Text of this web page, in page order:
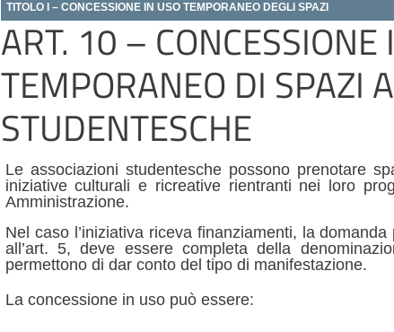
TITOLO I – CONCESSIONE IN USO TEMPORANEO DEGLI SPAZI
ART. 10 – CONCESSIONE
TEMPORANEO DI SPAZI
STUDENTESCHE
Le associazioni studentesche possono prenotare
iniziative culturali e ricreative rientranti nei loro
Amministrazione.
Nel caso l’iniziativa riceva finanziamenti, la
all’art. 5, deve essere completa della
permettono di dar conto del tipo di manifestazione.
La concessione in uso può essere: